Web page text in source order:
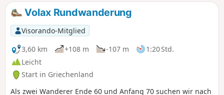
Volax Rundwanderung
Visorando-Mitglied
3,60 km
+108 m -107 m
1:20 Std.
Leicht
Start in Griechenland
Als zwei Wanderer Ende 60 und Anfang 70 suchen wir nach